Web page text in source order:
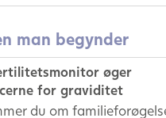
man begynder
øger
for graviditet
du om